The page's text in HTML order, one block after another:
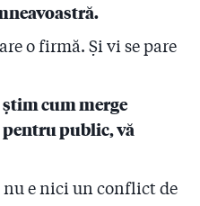
o firmă. Și vi se pare
cum merge
public, vă
nu e nici un conflict de